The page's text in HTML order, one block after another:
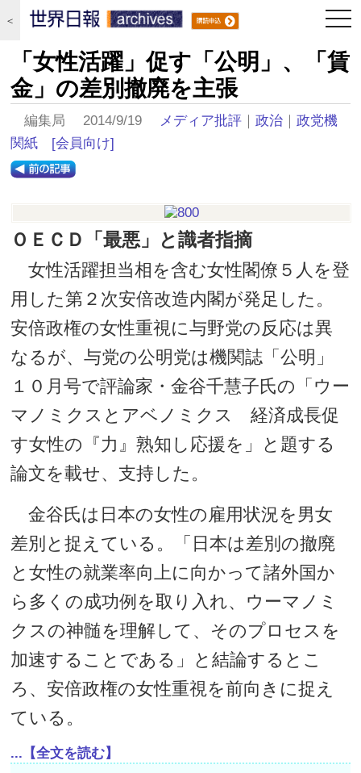
＜
「女性活躍」促す「公明」、「賃
金」の差別撤廃を主張
編集局 2014/9/19 メディア批評 ｜政治 ｜政党機
関紙
[会員向け]
ＯＥＣＤ「最悪」と識者指摘
女性活躍担当相を含む女性閣僚５人を登
用した第２次安倍改造内閣が発足した。
安倍政権の女性重視に与野党の反応は異
なるが、与党の公明党は機関誌「公明」
１０月号で評論家・金谷千慧子氏の「ウー
マノミクスとアベノミクス 経済成長促
す女性の『力』熟知し応援を」と題する
論文を載せ、支持した。
金谷氏は日本の女性の雇用状況を男女
差別と捉えている。「日本は差別の撤廃
と女性の就業率向上に向かって諸外国か
ら多くの成功例を取り入れ、ウーマノミ
クスの神髄を理解して、そのプロセスを
加速することである」と結論するとこ
ろ、安倍政権の女性重視を前向きに捉え
ている。
...【全文を読む】